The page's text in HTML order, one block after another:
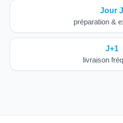
Jour J
préparation &
J+1
livraison